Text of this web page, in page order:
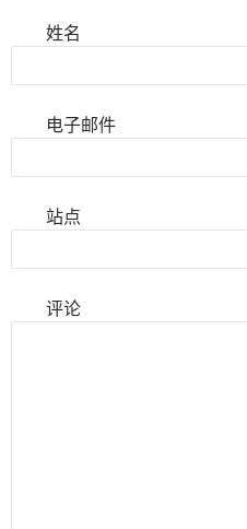
姓名
电子邮件
站点
评论